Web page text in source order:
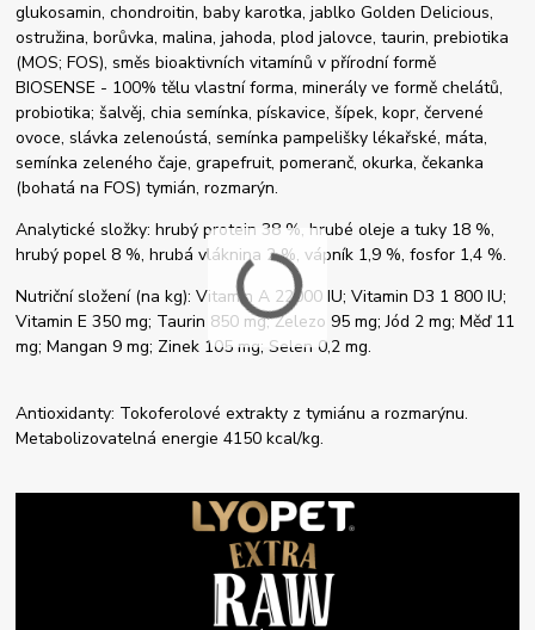
glukosamin, chondroitin, baby karotka, jablko Golden Delicious,
ostružina, borůvka, malina, jahoda, plod jalovce, taurin, prebiotika
(MOS; FOS), směs bioaktivních vitamínů v přírodní formě
BIOSENSE - 100% tělu vlastní forma, minerály ve formě chelátů,
probiotika; šalvěj, chia semínka, pískavice, šípek, kopr, červené
ovoce, slávka zelenoústá, semínka pampelišky lékařské, máta,
semínka zeleného čaje, grapefruit, pomeranč, okurka, čekanka
(bohatá na FOS) tymián, rozmarýn.
Analytické složky: hrubý protein 38 %, hrubé oleje a tuky 18 %,
hrubý popel 8 %, hrubá vláknina 2 %, vápník 1,9 %, fosfor 1,4 %.
Nutriční složení (na kg): Vitamin A 22000 IU; Vitamin D3 1 800 IU;
Vitamin E 350 mg; Taurin 850 mg; Železo 95 mg; Jód 2 mg; Měď 11
mg; Mangan 9 mg; Zinek 105 mg; Selen 0,2 mg.
Antioxidanty: Tokoferolové extrakty z tymiánu a rozmarýnu.
Metabolizovatelná energie 4150 kcal/kg.